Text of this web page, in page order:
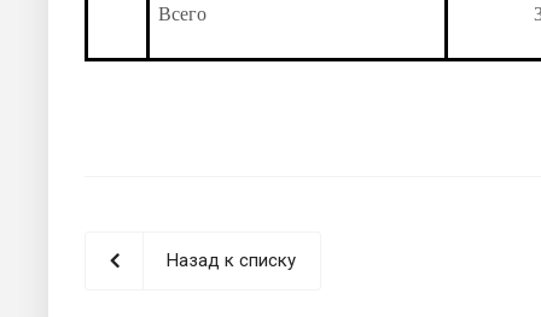
Всего
Назад к списку